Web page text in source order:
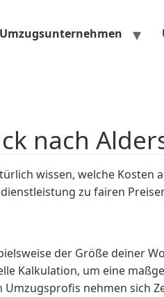
Umzugsunternehmen
nach
wissen, welche Kosten
zu fairen
der Größe deiner
Kalkulation, um eine
nehmen sich